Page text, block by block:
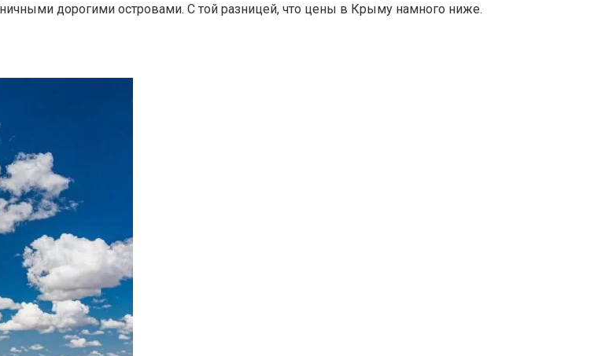
дорогими островами. С той разницей, что цены в Крыму намного ниже.